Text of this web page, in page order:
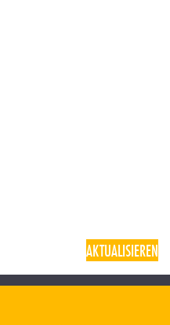
AKTUALISIEREN